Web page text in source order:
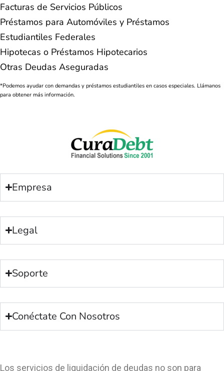
Facturas de Servicios Públicos
Préstamos para Automóviles y Préstamos
Estudiantiles Federales
Hipotecas o Préstamos Hipotecarios
Otras Deudas Aseguradas
*Podemos ayudar con demandas y préstamos estudiantiles en casos especiales. Llámanos
para obtener más información.
Empresa
Legal
Soporte
Conéctate Con Nosotros
Los servicios de liquidación de deudas no son para